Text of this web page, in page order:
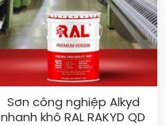
Sơn công nghiệp Alkyd
nhanh khô RAL RAKYD QD